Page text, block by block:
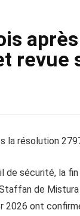
revue
de sécurité, la
de
2026 ont